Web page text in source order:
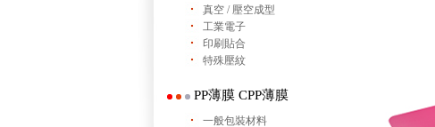
真空 / 壓空成型
工業電子
印刷貼合
特殊壓紋
PP薄膜 CPP薄膜
一般包裝材料